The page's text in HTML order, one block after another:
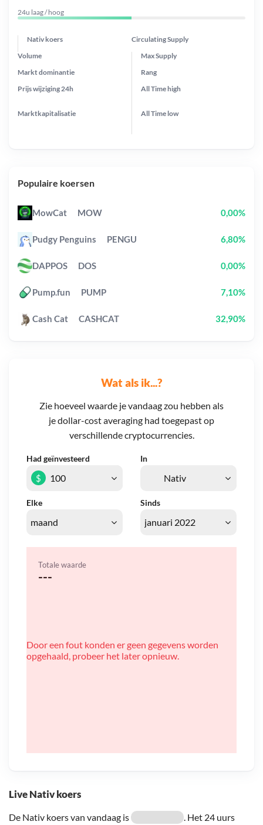
Live Nativ koers
De Nativ koers van vandaag is
. Het 24 uurs
Wat als ik...?
Zie hoeveel waarde je vandaag zou hebben als
je dollar-cost averaging had toegepast op
verschillende cryptocurrencies.
Had geïnvesteerd In
Elke Sinds
$
Totale waarde
---
Door een fout konden er geen gegevens worden
opgehaald, probeer het later opnieuw.
24u laag / hoog
Nativ koers Circulating Supply
Prijs wijziging 24h
Max Supply
Markt dominantie
Marktkapitalisatie
Volume
Rang
All Timehigh
All Time low
Populaire koersen
MowCat MOW 0,00%
Pudgy Penguins PENGU 6,80%
DAPPOS DOS 0,00%
Pump.fun PUMP 7,10%
Cash Cat CASHCAT 32,90%